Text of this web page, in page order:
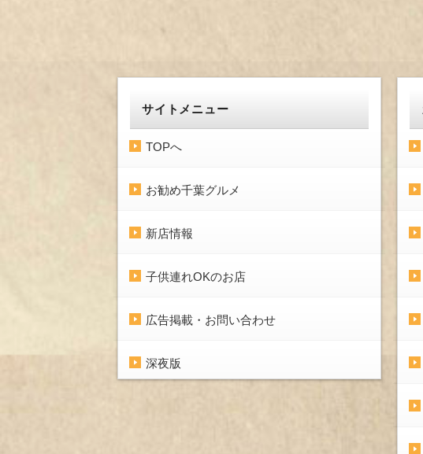
サイトメニュー
TOPへ
お勧め千葉グルメ
新店情報
子供連れOKのお店
広告掲載・お問い合わせ
深夜版